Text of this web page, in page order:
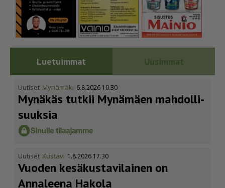
Luetuimmat Uusimmat
Uutiset Mynämäki 6.8.2026 10.30
Mynäkäs tutkii Mynämäen mahdol­li­
suuksia
Uutiset Kustavi 1.8.2026 17.30
Vuoden kesäkus­ta­vi­lainen on
Annaleena Hakola